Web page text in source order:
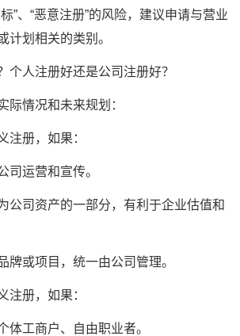
”、“恶意注册”的风险，建议申请与营业
计划相关的类别。
人注册好还是公司注册好？
情况和未来规划：
册，如果：
运营和宣传。
司资产的一部分，有利于企业估值和
或项目，统一由公司管理。
册，如果：
工商户、自由职业者。